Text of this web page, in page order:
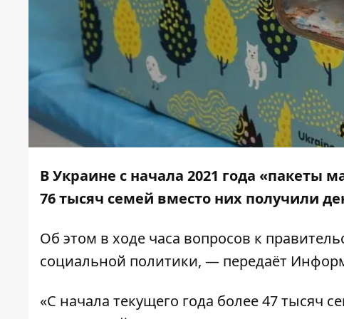
В Украине с начала 2021 года «пакеты
76 тысяч семей вместо них получили
Об этом в ходе часа вопросов к
социальной политики, — передаёт
«С начала текущего года более 47 тысяч